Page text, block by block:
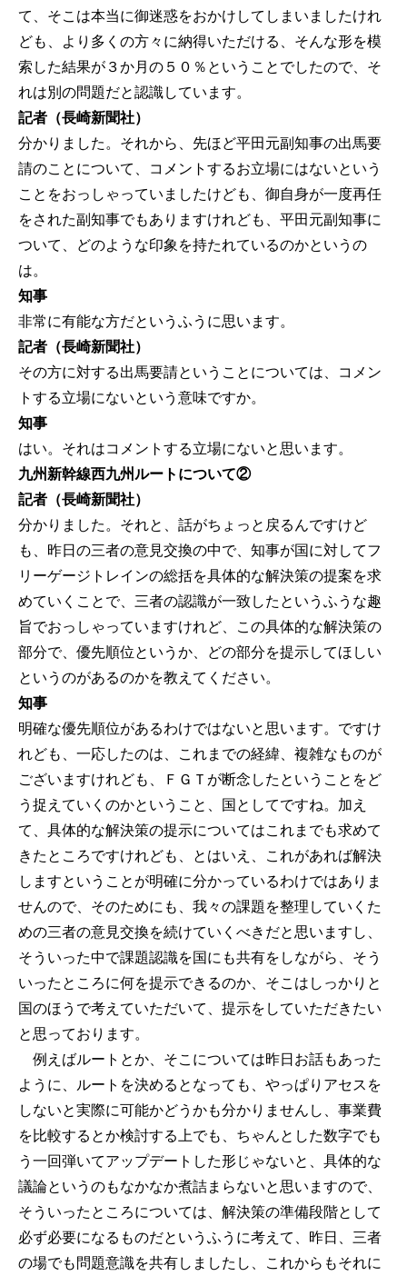
て、そこは本当に御迷惑をおかけしてしまいましたけれ
ども、より多くの方々に納得いただける、そんな形を模
索した結果が３か月の５０％ということでしたので、そ
れは別の問題だと認識しています。
記者（長崎新聞社）
分かりました。それから、先ほど平田元副知事の出馬要
請のことについて、コメントするお立場にはないという
ことをおっしゃっていましたけども、御自身が一度再任
をされた副知事でもありますけれども、平田元副知事に
ついて、どのような印象を持たれているのかというの
は。
知事
非常に有能な方だというふうに思います。
記者（長崎新聞社）
その方に対する出馬要請ということについては、コメン
トする立場にないという意味ですか。
知事
はい。それはコメントする立場にないと思います。
九州新幹線西九州ルートについて②
記者（長崎新聞社）
分かりました。それと、話がちょっと戻るんですけど
も、昨日の三者の意見交換の中で、知事が国に対してフ
リーゲージトレインの総括を具体的な解決策の提案を求
めていくことで、三者の認識が一致したというふうな趣
旨でおっしゃっていますけれど、この具体的な解決策の
部分で、優先順位というか、どの部分を提示してほしい
というのがあるのかを教えてください。
知事
明確な優先順位があるわけではないと思います。ですけ
れども、一応したのは、これまでの経緯、複雑なものが
ございますけれども、ＦＧＴが断念したということをど
う捉えていくのかということ、国としてですね。加え
て、具体的な解決策の提示についてはこれまでも求めて
きたところですけれども、とはいえ、これがあれば解決
しますということが明確に分かっているわけではありま
せんので、そのためにも、我々の課題を整理していくた
めの三者の意見交換を続けていくべきだと思いますし、
そういった中で課題認識を国にも共有をしながら、そう
いったところに何を提示できるのか、そこはしっかりと
国のほうで考えていただいて、提示をしていただきたい
と思っております。
例えばルートとか、そこについては昨日お話もあった
ように、ルートを決めるとなっても、やっぱりアセスを
しないと実際に可能かどうかも分かりませんし、事業費
を比較するとか検討する上でも、ちゃんとした数字でも
う一回弾いてアップデートした形じゃないと、具体的な
議論というのもなかなか煮詰まらないと思いますので、
そういったところについては、解決策の準備段階として
必ず必要になるものだというふうに考えて、昨日、三者
の場でも問題意識を共有しましたし、これからもそれに